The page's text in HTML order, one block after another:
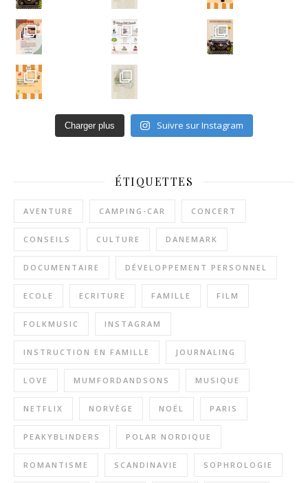
Un ar
Charger plus Suivre sur Instagram
ÉTIQUETTES
AVENTURE CAMPING-CAR CONCERT
CONSEILS CULTURE DANEMARK
DOCUMENTAIRE DÉVELOPPEMENT PERSONNEL
ECOLE ECRITURE FAMILLE FILM
FOLKMUSIC INSTAGRAM
INSTRUCTION EN FAMILLE JOURNALING
LOVE MUMFORDANDSONS MUSIQUE
NETFLIX NORVÈGE NOËL PARIS
PEAKYBLINDERS POLAR NORDIQUE
ROMANTISME SCANDINAVIE SOPHROLOGIE